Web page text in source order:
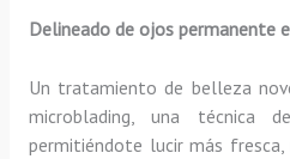
Delineado de ojos permanente
Un tratamiento de belleza
microblading, una técnica
permitiéndote lucir más